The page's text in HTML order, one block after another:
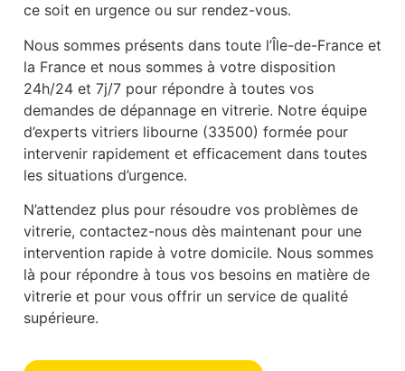
ce soit en urgence ou sur rendez-vous.
Nous sommes présents dans toute l’Île-de-France et
la France et nous sommes à votre disposition
24h/24 et 7j/7 pour répondre à toutes vos
demandes de dépannage en vitrerie. Notre équipe
d’experts vitriers libourne (33500) formée pour
intervenir rapidement et efficacement dans toutes
les situations d’urgence.
N’attendez plus pour résoudre vos problèmes de
vitrerie, contactez-nous dès maintenant pour une
intervention rapide à votre domicile. Nous sommes
là pour répondre à tous vos besoins en matière de
vitrerie et pour vous offrir un service de qualité
supérieure.